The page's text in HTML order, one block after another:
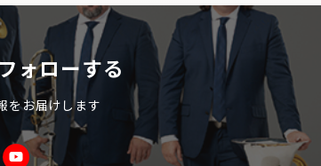
ォローする
をお届けします